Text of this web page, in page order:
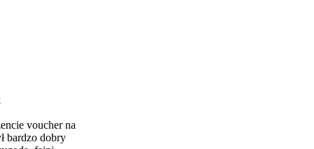
voucher na
bardzo dobry